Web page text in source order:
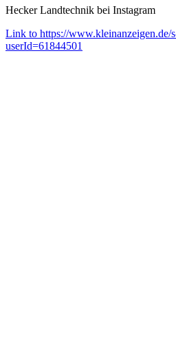
Hecker Landtechnik bei Instagram
Link to https://www.kleinanzeigen.de/
userId=61844501